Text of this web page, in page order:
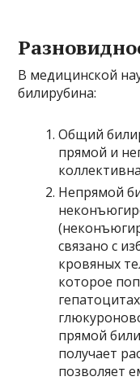
В медицинской
билирубина:
Общий
прямой и
Непрямой
связано с
кровяных
которое
прямой
получает
позволяет